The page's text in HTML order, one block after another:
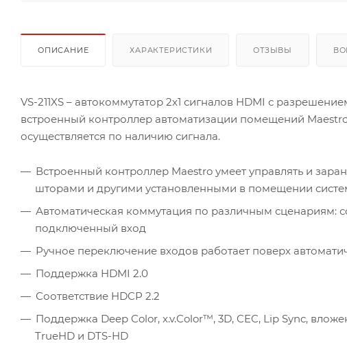
ОПИСАНИЕ ХАРАКТЕРИСТИКИ ОТЗЫВЫ
VS-211XS – автокоммутатор 2х1 сигналов HDMI с
встроенный контроллер автоматизации помещений
осуществляется по наличию сигнала.
Встроенный контроллер Maestro умеет управлять и
шторами и другими установленными в помещении
Автоматическая коммутация по различным сценариям:
подключенный вход
Ручное переключение входов работает поверх
Поддержка HDMI 2.0
Соответствие HDCP 2.2
Поддержка Deep Color, x.v.Color™, 3D, CEC, Lip Sync,
TrueHD и DTS-HD